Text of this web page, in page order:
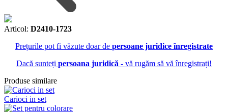
Articol: D2410-1723
Prețurile pot fi văzute doar de persoane juridice înregistrate
Dacă sunteți persoana juridică - vă rugăm să vă înregistrați!
Produse similare
Carioci in set